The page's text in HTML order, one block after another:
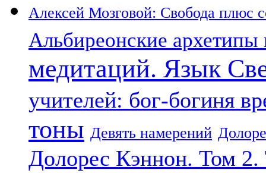
Алексей Мозговой: Свобода плюс
Альбиреонские
медитаций. Язык
учителей: бог-богиня
тоны Девять намерений
Долорес Кэннон. Том 2.